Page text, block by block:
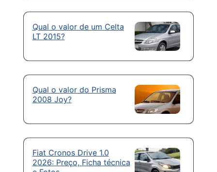
Qual o valor de um Celta
LT 2015?
Qual o valor do Prisma
2008 Joy?
Fiat Cronos Drive 1.0
2026: Preço, Ficha técnica